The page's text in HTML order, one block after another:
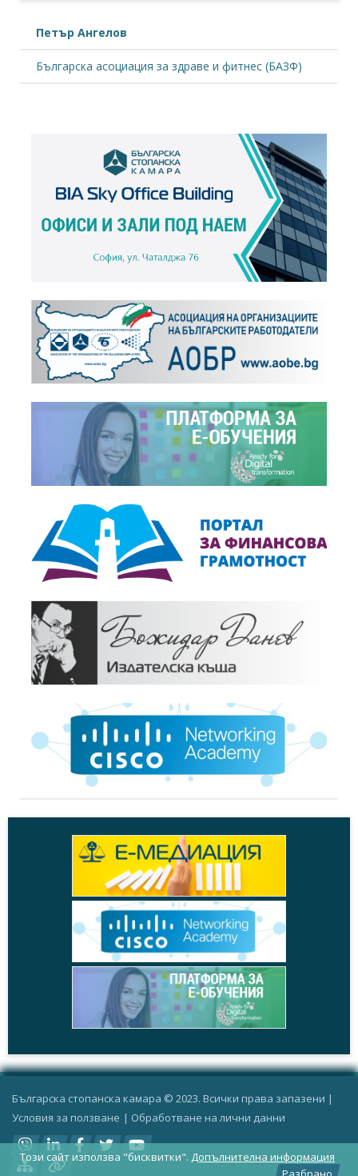
Петър Ангелов
Българска асоциация за здраве и фитнес (БАЗФ)
Българска стопанска камара © 2023. Всички права запазени |
Условия за ползване | Oбработване на лични данни
Този сайт използва "бисквитки". Допълнителна информация